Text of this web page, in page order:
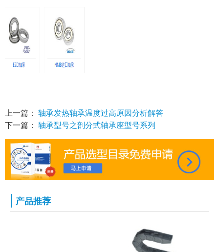
上一篇： 轴承发热轴承温度过高原因分析解答
下一篇： 轴承型号之剖分式轴承座型号系列
产品推荐